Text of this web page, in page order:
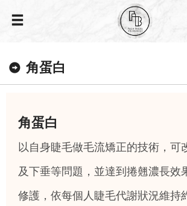
角蛋白
角蛋白
以自身睫毛做毛流矯正的技術，可
及下垂等問題，並達到捲翹濃長效
修護，依每個人睫毛代謝狀況維持